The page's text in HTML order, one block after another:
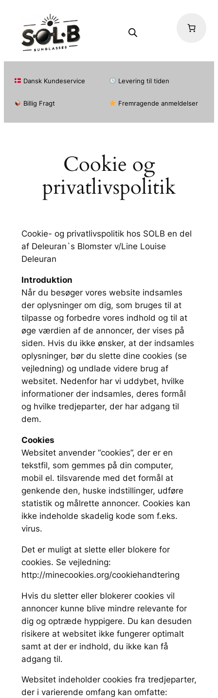
indhold
Dansk Kundeservice Levering til tiden
Billig Fragt Fremragende anmeldelser
Cookie og
privatlivspolitik
Cookie- og privatlivspolitik hos SOLB en del
af Deleuran`s Blomster v/Line Louise
Deleuran
Introduktion
Når du besøger vores website indsamles
der oplysninger om dig, som bruges til at
tilpasse og forbedre vores indhold og til at
øge værdien af de annoncer, der vises på
siden. Hvis du ikke ønsker, at der indsamles
oplysninger, bør du slette dine cookies (se
vejledning) og undlade videre brug af
websitet. Nedenfor har vi uddybet, hvilke
informationer der indsamles, deres formål
og hvilke tredjeparter, der har adgang til
dem.
Cookies
Websitet anvender “cookies”, der er en
tekstfil, som gemmes på din computer,
mobil el. tilsvarende med det formål at
genkende den, huske indstillinger, udføre
statistik og målrette annoncer. Cookies kan
ikke indeholde skadelig kode som f.eks.
virus.
Det er muligt at slette eller blokere for
cookies. Se vejledning:
http://minecookies.org/cookiehandtering
Hvis du sletter eller blokerer cookies vil
annoncer kunne blive mindre relevante for
dig og optræde hyppigere. Du kan desuden
risikere at websitet ikke fungerer optimalt
samt at der er indhold, du ikke kan få
adgang til.
Websitet indeholder cookies fra tredjeparter,
der i varierende omfang kan omfatte: